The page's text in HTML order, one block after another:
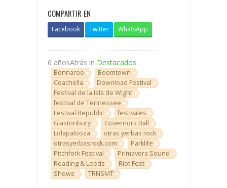
COMPARTIR EN
Facebook Twitter WhatsApp
6 añosAtrás in Destacados
Bonnaroo
Boomtown
Coachella
Download Festival
Festival de la Isla de Wight
festival de Tennessee
Festival Republic
festivales
Glastonbury
Governors Ball
Lolapalooza
otras yerbas rock
otrasyerbasrock.com
Parklife
Pitchfork Festival
Primavera Sound
Reading & Leeds
Riot Fest
Shows
TRNSMT